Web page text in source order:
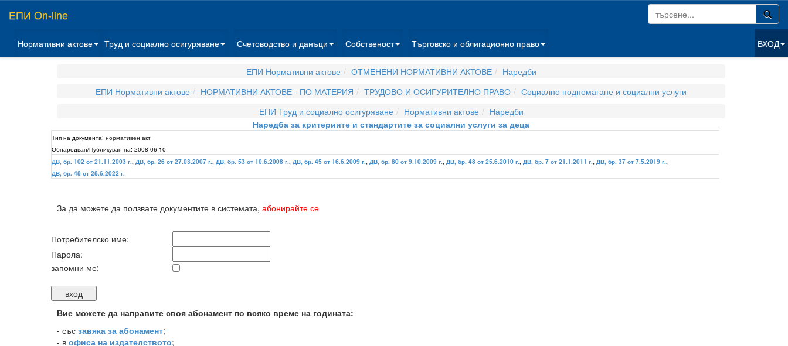
ЕПИ On-line
Нормативни актове Труд и социално осигуряване Счетоводство и данъци Собственост Търговско и облигационно право ВХОД
ЕПИ Нормативни актове ОТМЕНЕНИ НОРМАТИВНИ АКТОВЕ
Наредби
ЕПИ Нормативни актове
НОРМАТИВНИ АКТОВЕ - ПО МАТЕРИЯ ТРУДОВО И ОСИГУРИТЕЛНО ПРАВО
Социално подпомагане и социални услуги
ЕПИ Труд и социално осигуряване
Нормативни актове
Наредби
Наредба за критериите и стандартите за социални услуги за деца
Тип на документа: нормативен акт
Обнародван/Публикуван на: 2008-06-10
ДВ, бр. 102 от 21.11.2003 г., ДВ, бр. 26 от 27.03.2007 г., ДВ, бр. 53 от 10.6.2008 г., ДВ, бр. 45 от 16.6.2009 г., ДВ, бр. 80 от 9.10.2009 г., ДВ, бр. 48 от 25.6.2010 г., ДВ, бр. 7 от 21.1.2011 г., ДВ, бр. 37 от 7.5.2019 г.,
ДВ, бр. 48 от 28.6.2022 г.
За да можете да ползвате документите в системата, абонирайте се
Потребителско име:
Парола:
запомни ме:
Вие можете да направите своя абонамент по всяко време на годината:
- със завяка за абонамент;
- в офиса на издателството;